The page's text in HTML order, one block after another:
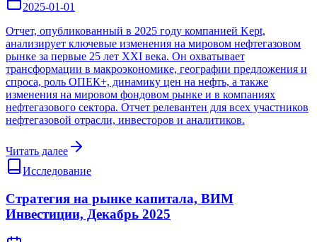
2025-01-01
Отчет, опубликованный в 2025 году компанией Kept,
анализирует ключевые изменения на мировом нефтегазовом
рынке за первые 25 лет XXI века. Он охватывает
трансформации в макроэкономике, географии предложения и
спроса, роль ОПЕК+, динамику цен на нефть, а также
изменения на мировом фондовом рынке и в компаниях
нефтегазового сектора. Отчет релевантен для всех участников
нефтегазовой отрасли, инвесторов и аналитиков.
Читать далее
Исследование
Стратегия на рынке капитала, ВИМ
Инвестиции, Декабрь 2025